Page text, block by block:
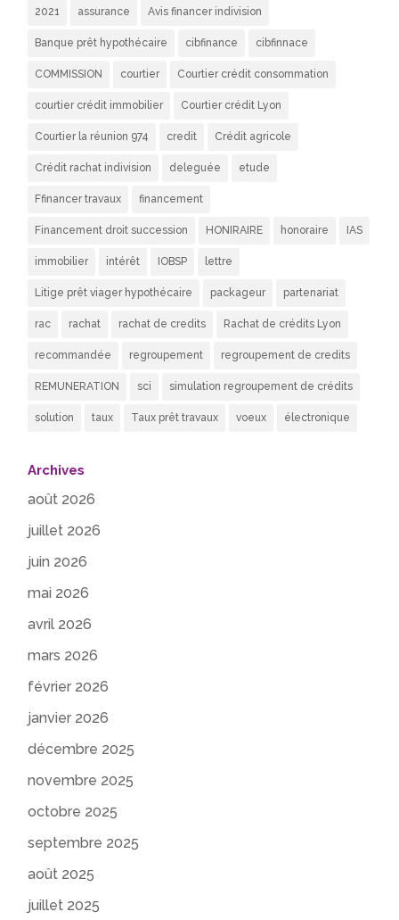
2021 assurance Avis financer indivision
Banque prêt hypothécaire cibfinance cibfinnace
COMMISSION courtier Courtier crédit consommation
courtier crédit immobilier Courtier crédit Lyon
Courtier la réunion 974 credit Crédit agricole
Crédit rachat indivision deleguée etude
Ffinancer travaux financement
Financement droit succession HONIRAIRE honoraire IAS
immobilier intérêt IOBSP lettre
Litige prêt viager hypothécaire packageur partenariat
rac rachat rachat de credits Rachat de crédits Lyon
recommandée regroupement regroupement de credits
REMUNERATION sci simulation regroupement de crédits
solution taux Taux prêt travaux voeux électronique
Archives
août 2026
juillet 2026
juin 2026
mai 2026
avril 2026
mars 2026
février 2026
janvier 2026
décembre 2025
novembre 2025
octobre 2025
septembre 2025
août 2025
juillet 2025